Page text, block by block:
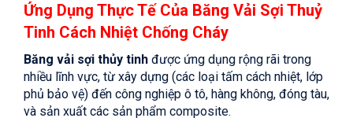
Ứng Dụng Thực Tế Của Băng Vải Sợi Thuỷ
Tinh Cách Nhiệt Chống Cháy
Băng vải sợi thủy tinh được ứng dụng rộng rãi trong
nhiều lĩnh vực, từ xây dựng (các loại tấm cách nhiệt, lớp
phủ bảo vệ) đến công nghiệp ô tô, hàng không, đóng tàu,
và sản xuất các sản phẩm composite.